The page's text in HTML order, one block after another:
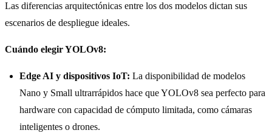
Las diferencias arquitectónicas entre los dos modelos dictan sus
escenarios de despliegue ideales.
Cuándo elegir YOLOv8:
Edge AI y dispositivos IoT: La disponibilidad de modelos
Nano y Small ultrarrápidos hace que YOLOv8 sea perfecto para
hardware con capacidad de cómputo limitada, como cámaras
inteligentes o drones.